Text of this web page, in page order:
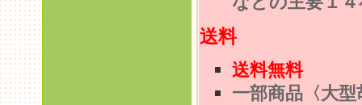
送料
送料無料
一部商品〈大型